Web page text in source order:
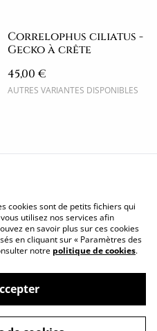
Correlophus ciliatus -
Gecko à crête
45,00 €
AUTRES VARIANTES DISPONIBLES
Conditions
générales
Me contacter
moi ICI
cookies sont de petits fichiers qui
utilisez nos services afin
en savoir plus sur ces cookies
en cliquant sur « Paramètres des
notre politique de cookies.